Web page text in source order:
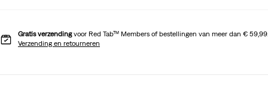
Gratis verzendingvoor Red Tab™ Members of bestellingen van meer dan € 59,99.
Verzending en retourneren